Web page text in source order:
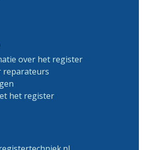
over het register
reparateurs
het register